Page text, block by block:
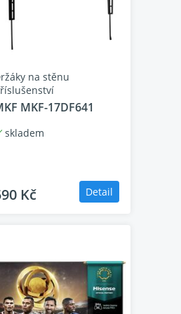
preciznímu
na stěnu
MKF-17DF641
skladem
Kč Detail